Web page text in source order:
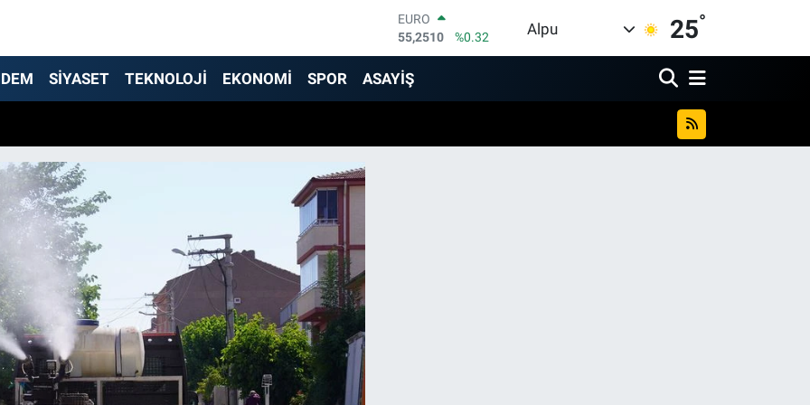
55,2510
STERLİN
64,4811
%0.38
GRAM ALTIN
BITCOIN
Alpu 25°
SİYASET TEKNOLOJİ EKONOMİ SPOR ASAYİŞ